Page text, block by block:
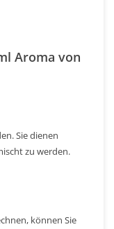
Aroma von
Sie dienen
zu werden.
können Sie